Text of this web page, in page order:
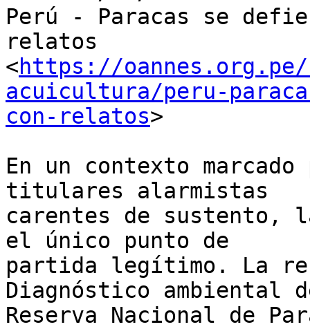
Perú - Paracas se
relatos
<https://
acuicultura/peru-
con-relatos>
En un contexto
titulares alarmistas
carentes de sustento,
el único punto de
partida legítimo. La
Diagnóstico ambiental
Reserva Nacional de